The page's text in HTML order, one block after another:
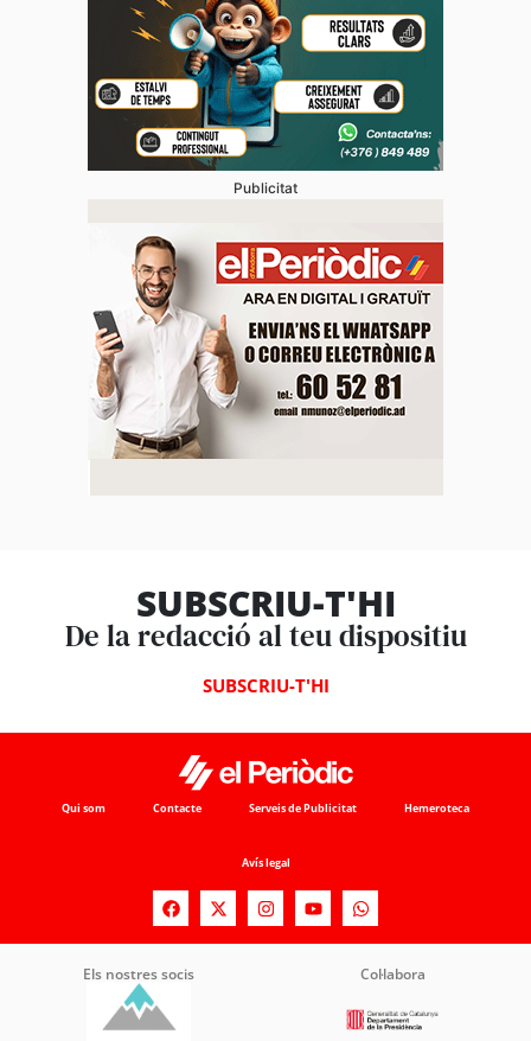
Publicitat
SUBSCRIU-T'HI
De la redacció al teu dispositiu
SUBSCRIU-T'HI
Qui som Contacte Serveis de Publicitat Hemeroteca
Avís legal
Els nostres socis Col·labora